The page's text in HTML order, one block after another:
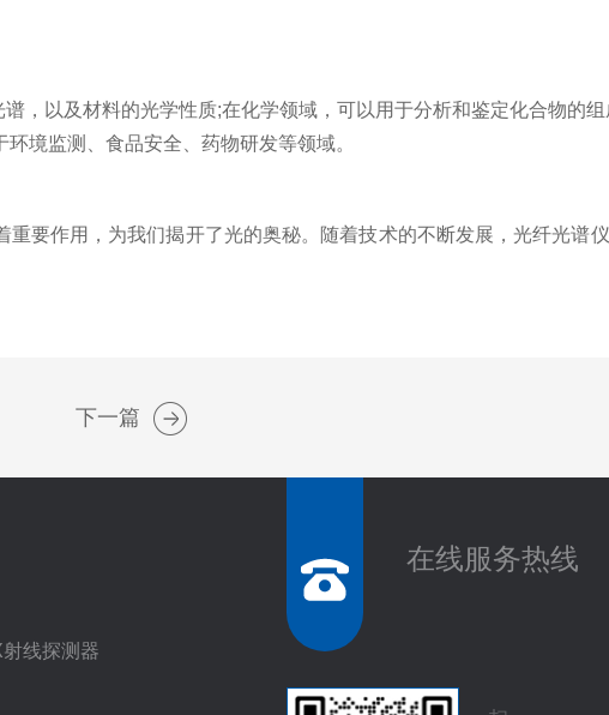
以及材料的光学性质;在化学领域，可以用于分析和鉴定化合物的组
境监测、食品安全、药物研发等领域。
作用，为我们揭开了光的奥秘。随着技术的不断发展，光纤光谱
下一篇
线探测器
在线服务热线